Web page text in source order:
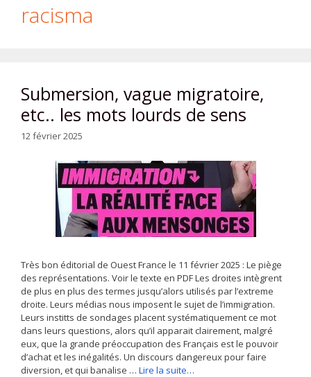
racisma
Submersion, vague migratoire,
etc.. les mots lourds de sens
12 février 2025
Très bon éditorial de Ouest France le 11 février 2025 : Le piège
des représentations. Voir le texte en PDF Les droites intègrent
de plus en plus des termes jusqu’alors utilisés par l’extreme
droite. Leurs médias nous imposent le sujet de l’immigration.
Leurs institts de sondages placent systématiquement ce mot
dans leurs questions, alors qu’il apparait clairement, malgré
eux, que la grande préoccupation des Français est le pouvoir
d’achat et les inégalités. Un discours dangereux pour faire
diversion, et qui banalise … Lire la suite…